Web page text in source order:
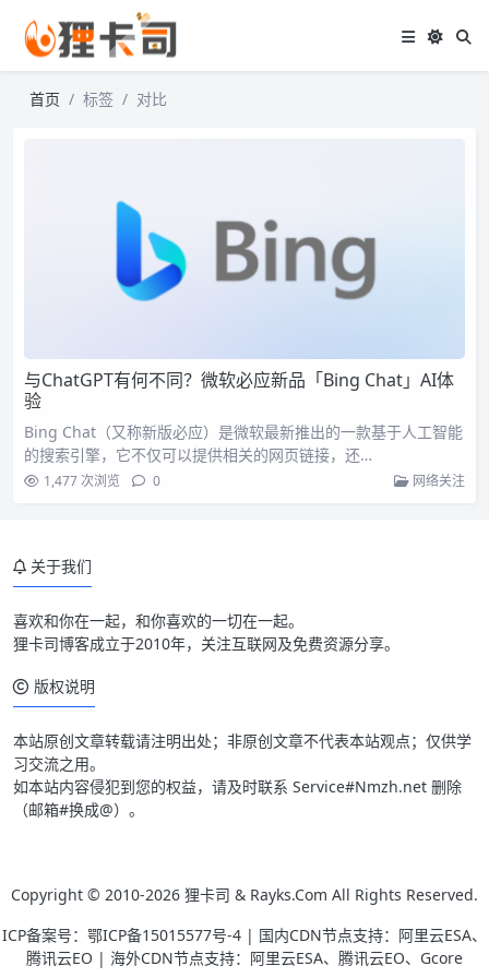
首页 标签 对比
与ChatGPT有何不同？微软必应新品「Bing Chat」AI体
验
Bing Chat（又称新版必应）是微软最新推出的一款基于人工智能
的搜索引擎，它不仅可以提供相关的网页链接，还…
1,477 次浏览 0 网络关注
关于我们
喜欢和你在一起，和你喜欢的一切在一起。
狸卡司博客成立于2010年，关注互联网及免费资源分享。
版权说明
本站原创文章转载请注明出处；非原创文章不代表本站观点；仅供学
习交流之用。
如本站内容侵犯到您的权益，请及时联系 Service#Nmzh.net 删除
（邮箱#换成@）。
Copyright © 2010-2026 狸卡司 & Rayks.Com All Rights Reserved.
ICP备案号： 鄂ICP备15015577号-4 | 国内CDN节点支持：阿里云ESA、
腾讯云EO | 海外CDN节点支持：阿里云ESA、腾讯云EO、Gcore